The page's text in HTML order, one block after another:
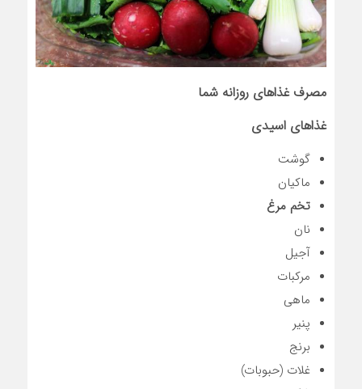
مصرف غذاهای روزانه شما
غذاهای اسیدی
گوشت
ماکیان
تخم مرغ
نان
آجیل
مرکبات
ماهی
پنیر
برنج
غلات (حبوبات)